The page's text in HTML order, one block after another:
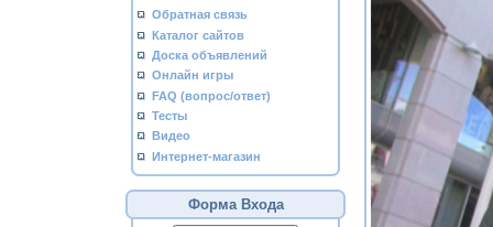
Обратная связь
Каталог сайтов
Доска объявлений
Онлайн игры
FAQ (вопрос/ответ)
Тесты
Видео
Интернет-магазин
Форма Входа